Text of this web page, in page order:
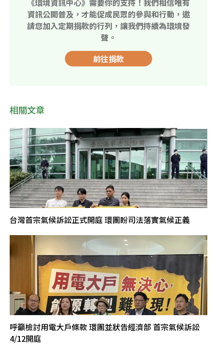
資訊公開普及，才能促成民眾的參與和行動，邀
請您加入定期捐款的行列，讓我們持續為環境發
聲。
前往捐款
相關文章
台灣首宗氣候訴訟正式開庭 環團盼司法落實氣候正義
呼籲檢討用電大戶條款 環團並狀告經濟部 首宗氣候訴訟
4/12開庭